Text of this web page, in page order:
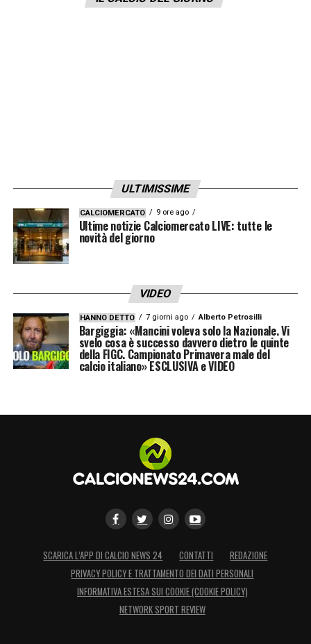
ULTIMISSIME
CALCIOMERCATO 9 ore ago
Ultime notizie Calciomercato LIVE: tutte le
novità del giorno
VIDEO
HANNO DETTO 7 giorni ago Alberto Petrosilli
Bargiggia: «Mancini voleva solo la Nazionale. Vi
svelo cosa è successo davvero dietro le quinte
della FIGC. Campionato Primavera male del
calcio italiano» ESCLUSIVA e VIDEO
SCARICA L’APP DI CALCIO NEWS 24 CONTATTI
REDAZIONE
PRIVACY POLICY E TRATTAMENTO DEI DATI PERSONALI
INFORMATIVA ESTESA SUI COOKIE (COOKIE POLICY)
NETWORK SPORT REVIEW